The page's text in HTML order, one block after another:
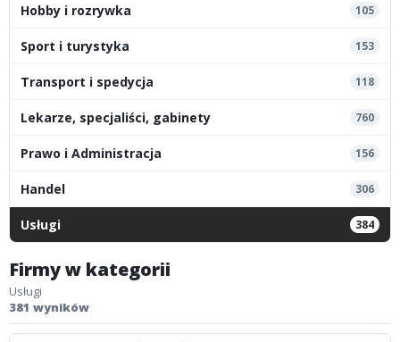
Hobby i rozrywka 105
Sport i turystyka 153
Transport i spedycja 118
Lekarze, specjaliści, gabinety 760
Prawo i Administracja 156
Handel 306
Usługi 384
Firmy w kategorii
Usługi
381 wyników